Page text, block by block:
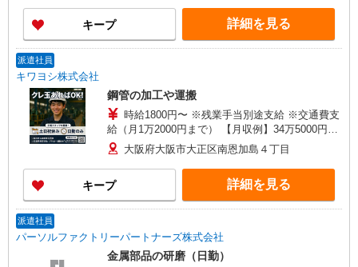
勤なし）
キープ 詳細を見る
派遣社員
キワヨシ株式会社
鋼管の加工や運搬
時給1800円〜 ※残業手当別途支給 ※交通費支
給（月1万2000円まで） 【月収例】34万5000円
（8ｈ×20日勤務×時給1800円、残業20ｈ、交通費1
万2000円の場合）
大阪府大阪市大正区南恩加島４丁目
キープ 詳細を見る
派遣社員
パーソルファクトリーパートナーズ株式会社
金属部品の研磨（日勤）